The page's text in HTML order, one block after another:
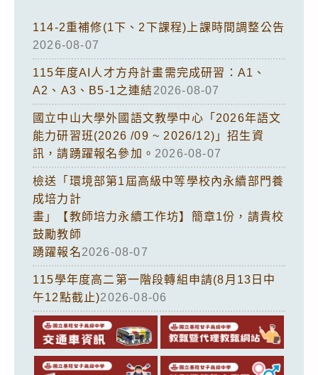
114-2重補修(1下、2下課程)上課時間調整公告
2026-08-07
115年度AI人才方舟計畫需完成研習：A1、
A2、A3、B5-1之連結2026-08-07
國立中山大學外國語文教學中心「2026年語文
能力研習班(2026 /09 ~ 2026/12)」招生資
訊，請踴躍報名參加。 2026-08-07
檢送「環境部第1屆高級中等學校內永續部門養
成培力計
畫」【教師培力永續工作坊】簡章1份，請貴校
鼓勵教師
踴躍報名2026-08-07
115學年度高二第一階段轉組申請(8月13日中
午12點截止)2026-08-06